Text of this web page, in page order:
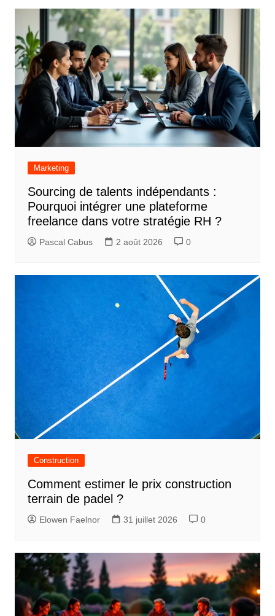
Marketing
Sourcing de talents indépendants :
Pourquoi intégrer une plateforme
freelance dans votre stratégie RH ?
Pascal Cabus 2 août 2026 0
Construction
Comment estimer le prix construction
terrain de padel ?
Elowen Faelnor 31 juillet 2026 0